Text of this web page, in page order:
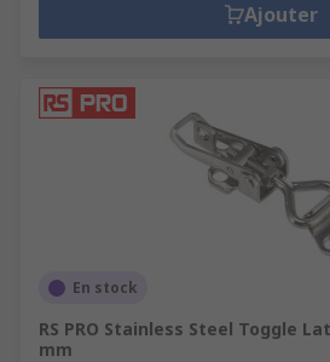
Ajouter
En stock
RS PRO Stainless Steel Toggle
mm